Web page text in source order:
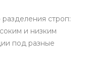
строп:
и низким
под разные